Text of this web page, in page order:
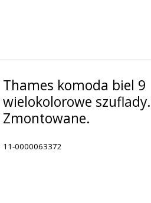
Thames komoda biel 9
wielokolorowe szuflady.
Zmontowane.
11-0000063372